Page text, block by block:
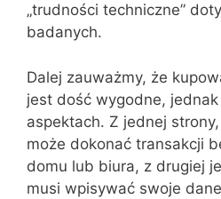
„trudności techniczne”
badanych.
Dalej zauważmy, że
jest dość wygodne,
aspektach. Z jednej
może dokonać transakcji
domu lub biura, z drugiej
musi wpisywać swoje